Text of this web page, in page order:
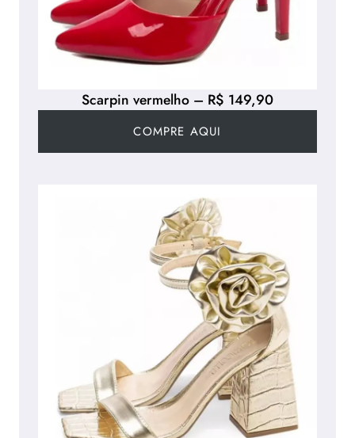
Scarpin vermelho – R$ 149,90
COMPRE AQUI